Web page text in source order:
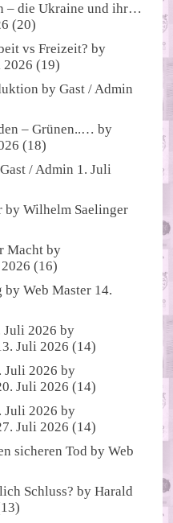
– die Ukraine und ihr…
(20)
vs Freizeit? by
2026 (19)
byGast / Admin
– Grünen..… by
(18)
Gast / Admin 1. Juli
byWilhelm Saelinger
Macht by
(16)
byWeb Master 14.
Juli 2026 by
Juli 2026 (14)
Juli 2026 by
Juli 2026 (14)
Juli 2026 by
Juli 2026 (14)
sicheren Tod byWeb
Schluss? byHarald